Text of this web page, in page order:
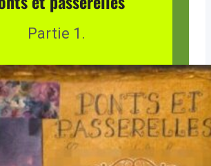
Partie 1.